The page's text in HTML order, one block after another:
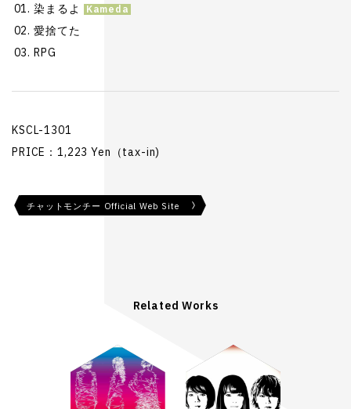
染まるよ
愛捨てた
RPG
KSCL-1301
PRICE：1,223 Yen（tax-in)
チャットモンチー Official Web Site
Related Works